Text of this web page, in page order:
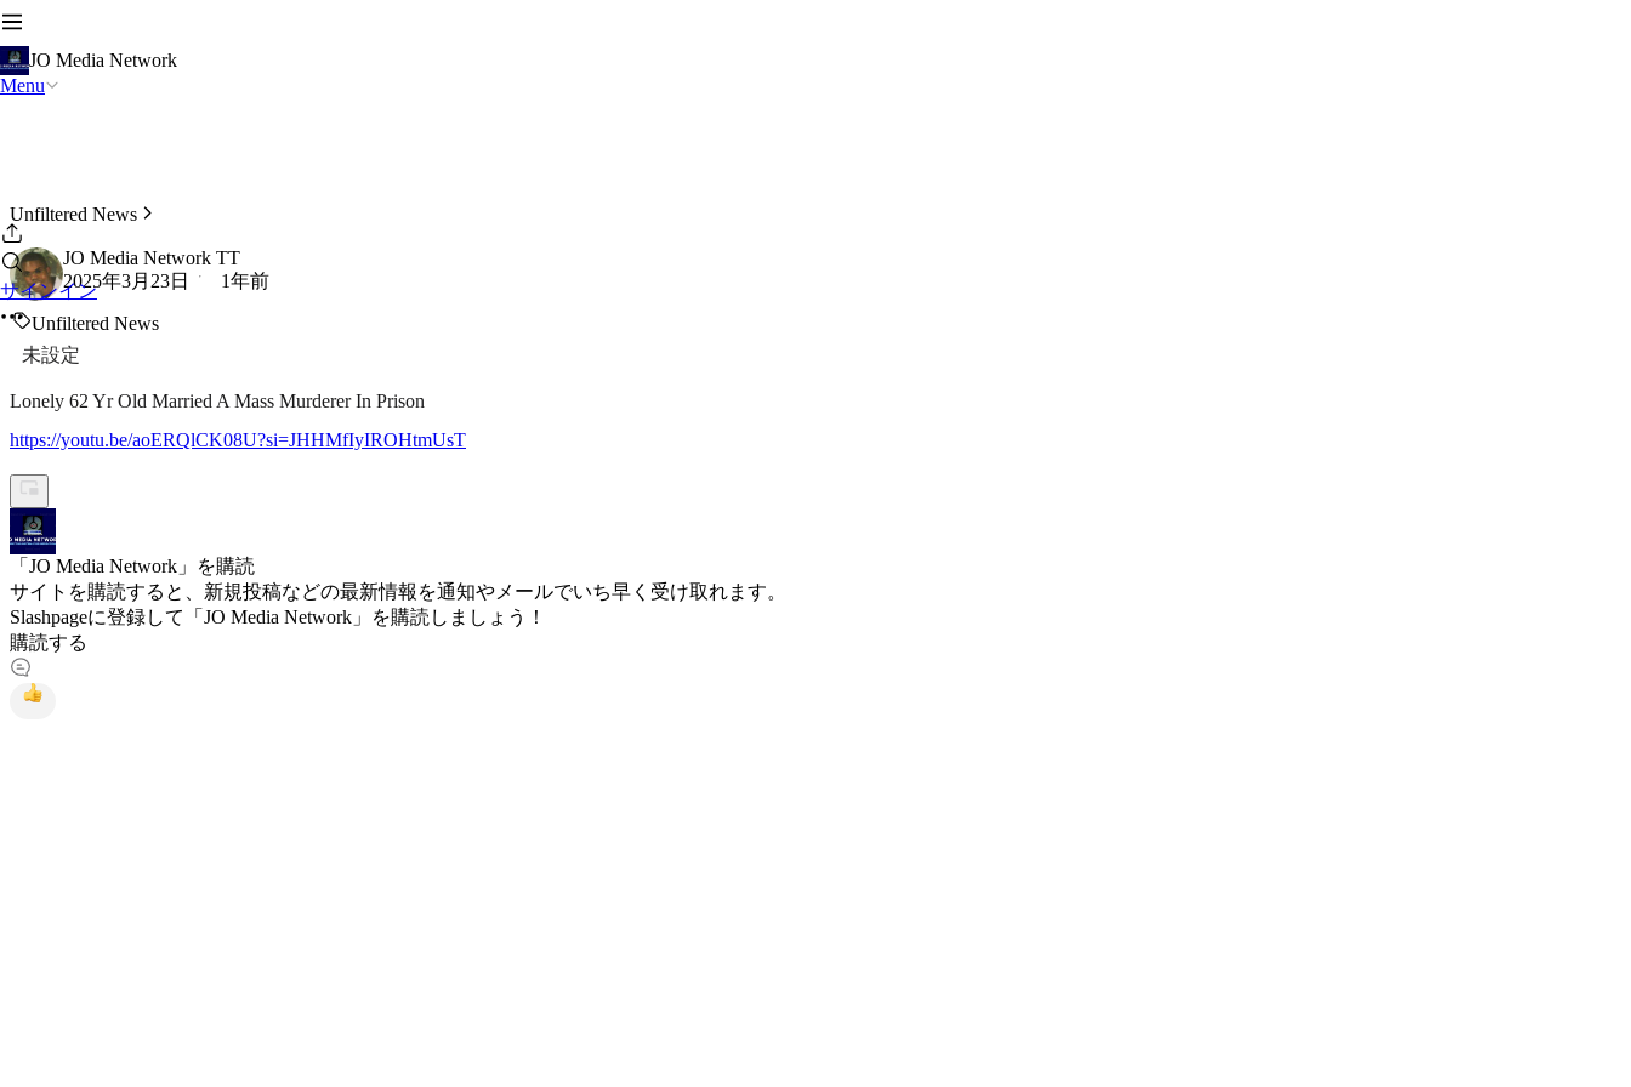
JO Media Network
Menu
サインイン
Unfiltered News
JO Media Network TT
2025年3月23日
1年前
Unfiltered News
未設定
Lonely 62 Yr Old Married A Mass Murderer In Prison
https://youtu.be/aoERQlCK08U?si=JHHMfIyIROHtmUsT
「JO Media Network」を購読
サイトを購読すると、新規投稿などの最新情報を通知やメールでいち早く受け取れます。
Slashpageに登録して「JO Media Network」を購読しましょう！
購読する